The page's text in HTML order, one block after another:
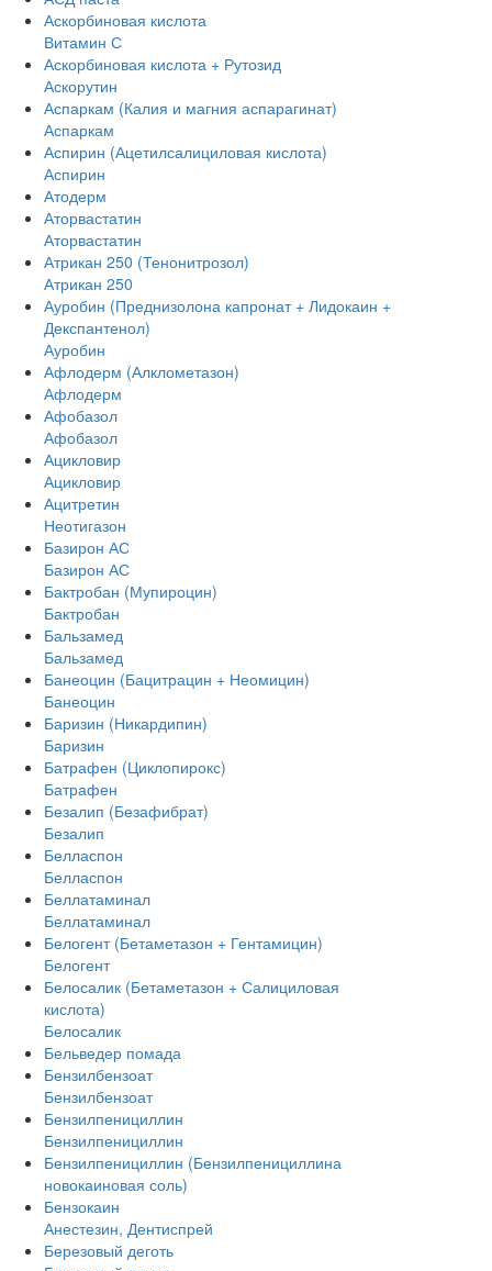
Аскорбиновая кислота
Витамин С
Аскорбиновая кислота + Рутозид
Аскорутин
Аспаркам (Калия и магния аспарагинат)
Аспаркам
Аспирин (Ацетилсалициловая кислота)
Аспирин
Атодерм
Аторвастатин
Аторвастатин
Атрикан 250 (Тенонитрозол)
Атрикан 250
Ауробин (Преднизолона капронат + Лидокаин +
Декспантенол)
Ауробин
Афлодерм (Алклометазон)
Афлодерм
Афобазол
Афобазол
Ацикловир
Ацикловир
Ацитретин
Неотигазон
Базирон АС
Базирон АС
Бактробан (Мупироцин)
Бактробан
Бальзамед
Бальзамед
Банеоцин (Бацитрацин + Неомицин)
Банеоцин
Баризин (Никардипин)
Баризин
Батрафен (Циклопирокс)
Батрафен
Безалип (Безафибрат)
Безалип
Белласпон
Белласпон
Беллатаминал
Беллатаминал
Белогент (Бетаметазон + Гентамицин)
Белогент
Белосалик (Бетаметазон + Салициловая
кислота)
Белосалик
Бельведер помада
Бензилбензоат
Бензилбензоат
Бензилпенициллин
Бензилпенициллин
Бензилпенициллин (Бензилпенициллина
новокаиновая соль)
Бензокаин
Анестезин, Дентиспрей
Березовый деготь